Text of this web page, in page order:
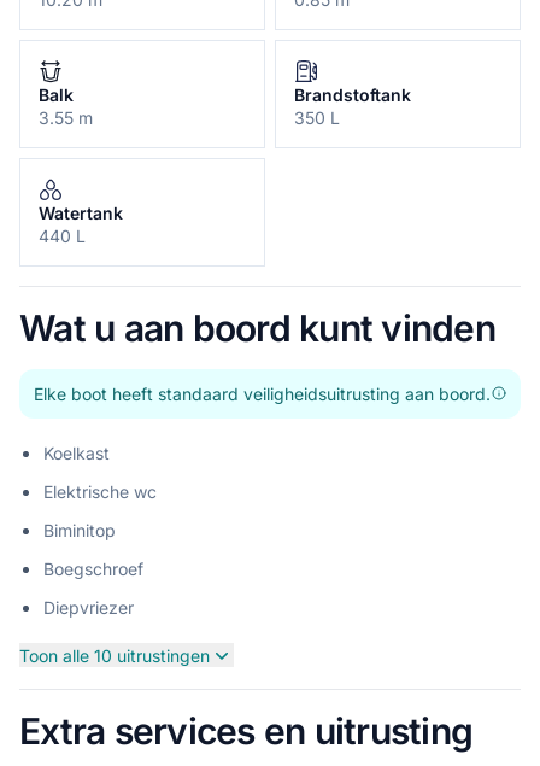
Balk
3.55 m
Brandstoftank
350 L
Watertank
440 L
Wat u aan boord kunt vinden
Elke boot heeft standaard veiligheidsuitrusting aan boord.
Koelkast
Elektrische wc
Biminitop
Boegschroef
Diepvriezer
Toon alle 10 uitrustingen
Extra services en uitrusting